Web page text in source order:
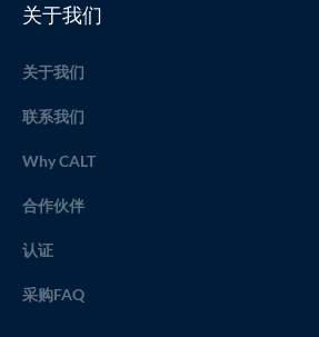
关于我们
关于我们
联系我们
Why CALT
合作伙伴
认证
采购FAQ